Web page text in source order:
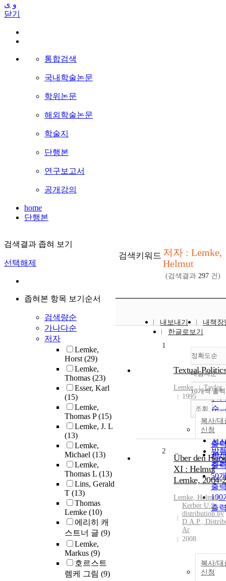
و ی
닫기
통합검색
국내학술논문
학위논문
해외학술논문
학술지
단행본
연구보고서
공개강의
home
단행본
검색결과 좁혀 보기
선택해제
좁혀본 항목 보기순서
검색량순
가나다순
저자
Lemke,
Horst(29)
Lemke,
Thomas (23)
Esser, Karl
(15)
Lemke,
Thomas P(15)
Lemke, J. L
(13)
Lemke,
Michael (13)
Lemke,
Thomas L (13)
Lins, Gerald
T (13)
Thomas
Lemke (10)
에리히 캐
스트너 글 (9)
Lemke,
Markus (9)
호르스트
렘케 그림 (9)
검색키워드 저자 : Lemke,
Helmut
(검색결과 297 건)
내보내기
내책장
한글로보기
정확도순
정
순
인
순
연
제
저
발
관
내림차순
내
10개씩 출력
10
출
20
출
30
출
50
출
100
출
조회
1
Textual Politics
Lemke
Taylor
1995
복사/대
신청
2
Über den
XI : Helmut
Lemke, 2004-
Lemke, Helmut
Kerber U.S.
distribution by
D.A.P.,
Ar
2008
복사/대
신청